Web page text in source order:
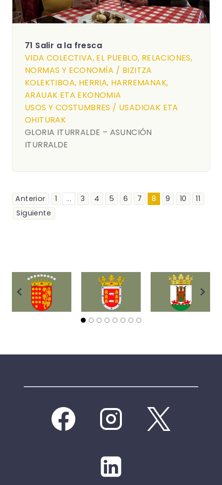
71 Salir a la fresca
VIDA COLECTIVA, EL PUEBLO, RELACIONES,
NORMAS Y ECONOMÍA / BIZITZA
KOLEKTIBOA, HERRIA, HARREMANAK,
ARAUAK ETA EKONOMIA
USOS Y COSTUMBRES / USADIOAK ETA
OHITURAK
GLORIA ITURRALDE – ASUNCIÓN
ITURRALDE
Anterior 1 ... 3 4 5 6 7 8 9 10
11
Siguiente